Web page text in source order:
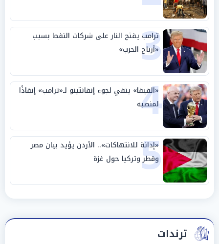
3
ترامب يفتح النار على شركات النفط بسبب
«أرباح الحرب»
4
«الفيفا» ينفي لجوء إنفانتينو لـ«ترامب» إنقاذًا
لمنصبه
5
«إدانة للانتهاكات».. الأردن يؤيد بيان مصر
وقطر وتركيا حول غزة
ترندات